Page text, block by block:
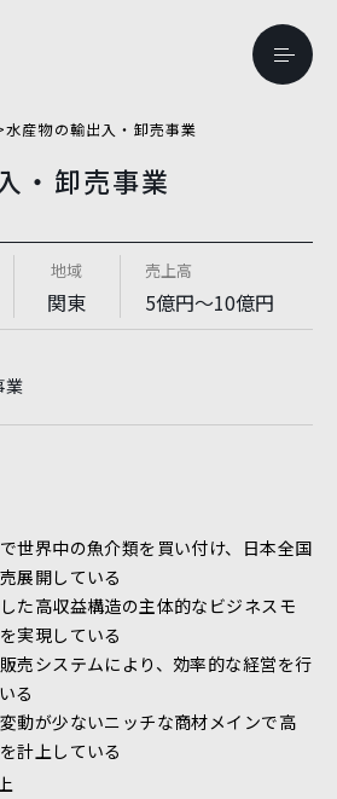
水産物の輸出入・卸売事業
・卸売事業
地域
関東
売上高
5億円～10億円
業
世界中の魚介類を買い付け、日本全国
展開している
た高収益構造の主体的なビジネスモ
実現している
売システムにより、効率的な経営を行
る
動が少ないニッチな商材メインで高
計上している